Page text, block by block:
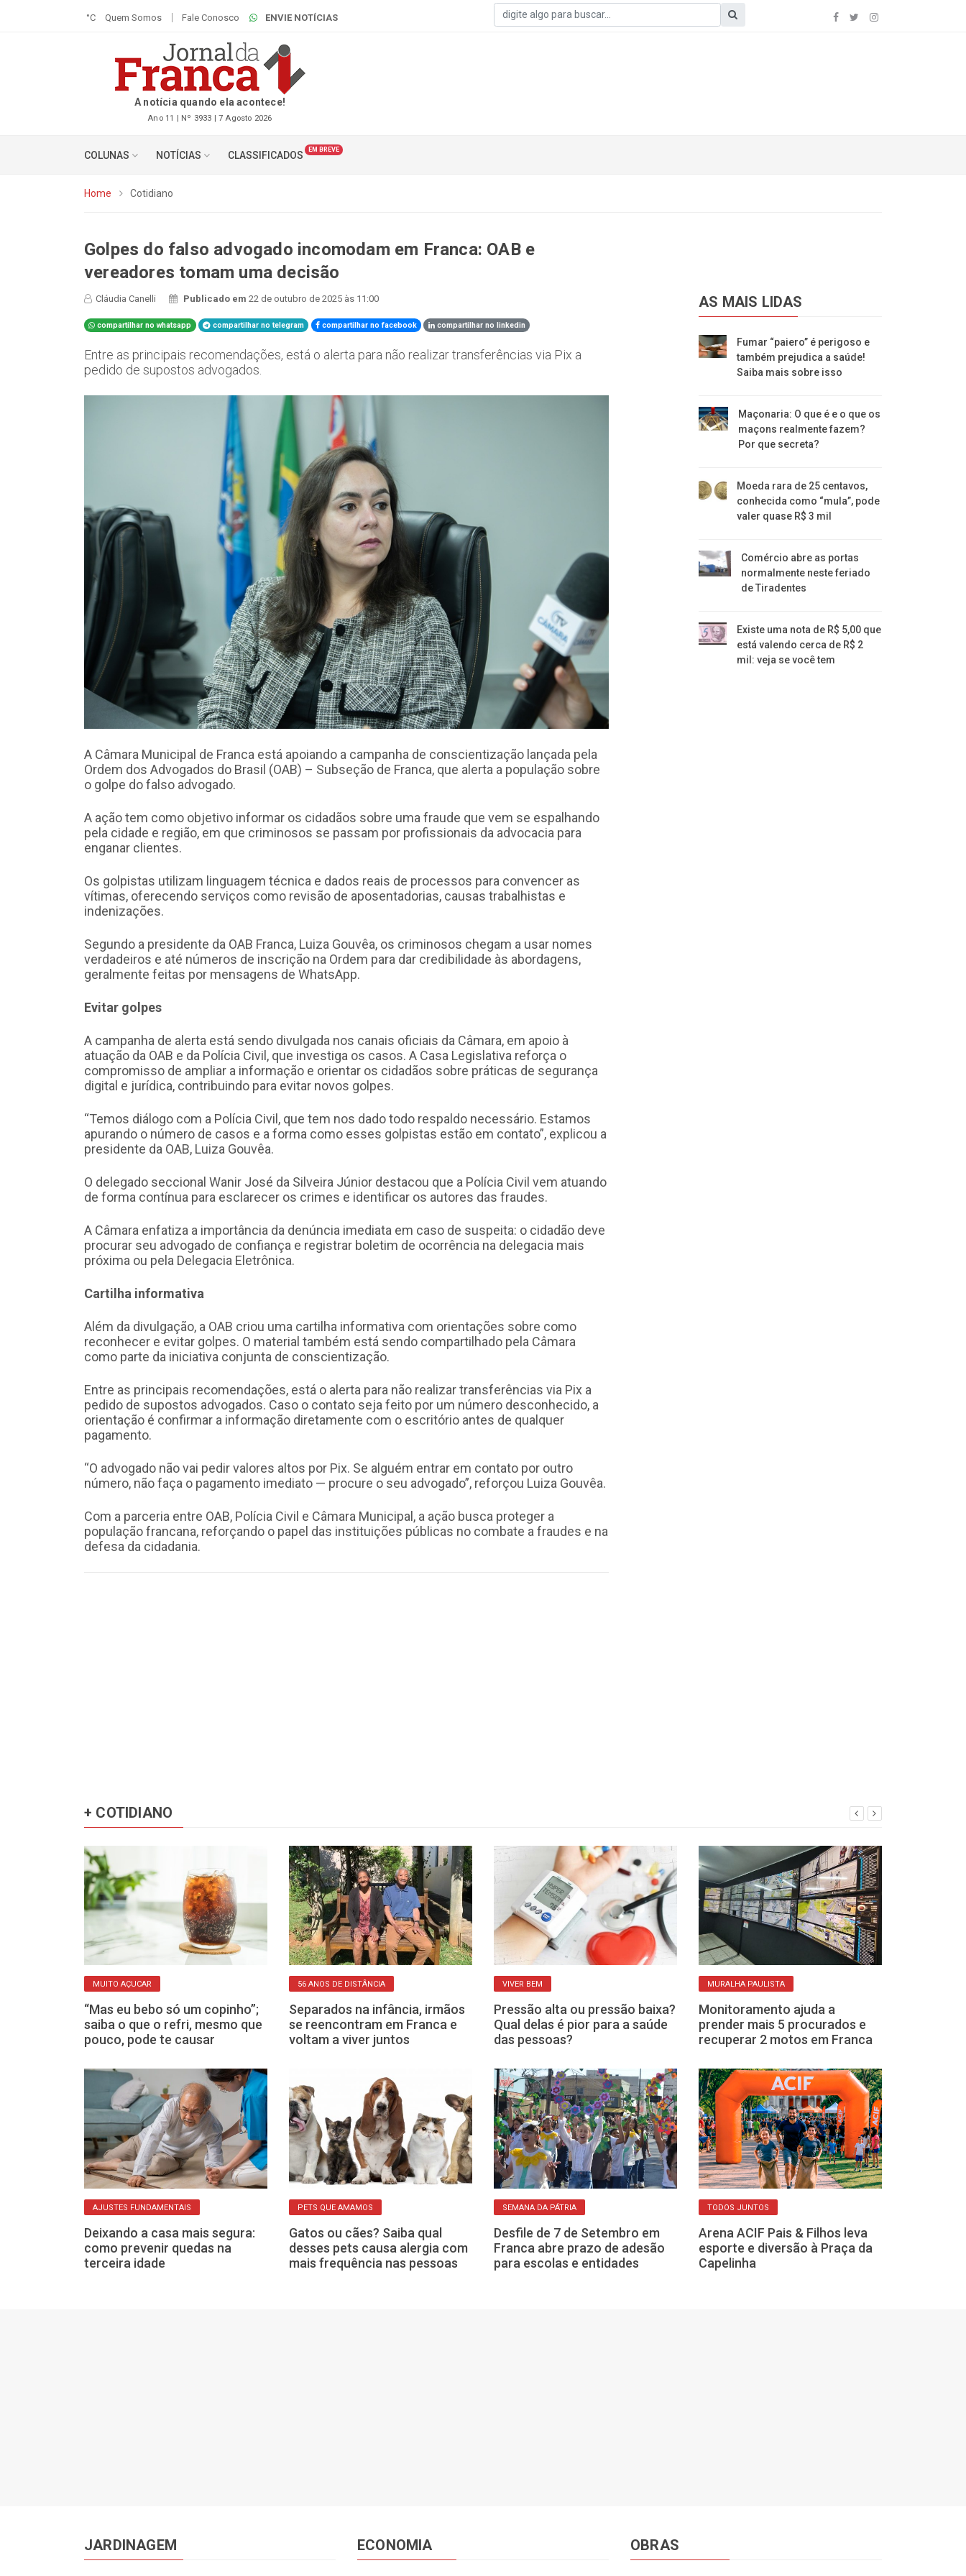
°C Quem Somos Fale Conosco ENVIE NOTÍCIAS
A notícia quando ela acontece!
Ano 11 | Nº 3933 | 7 Agosto 2026
COLUNAS NOTÍCIAS CLASSIFICADOS EM BREVE
Home Cotidiano
Golpes do falso advogado incomodam em Franca: OAB e
vereadores tomam uma decisão
Cláudia Canelli Publicado em22 de outubro de 2025 às 11:00
compartilhar no whatsapp compartilhar no telegram compartilhar no facebook compartilhar no linkedin
Entre as principais recomendações, está o alerta para não realizar transferências via Pix a
pedido de supostos advogados.
A Câmara Municipal de Franca está apoiando a campanha de conscientização lançada pela
Ordem dos Advogados do Brasil (OAB) – Subseção de Franca, que alerta a população sobre
o golpe do falso advogado.
A ação tem como objetivo informar os cidadãos sobre uma fraude que vem se espalhando
pela cidade e região, em que criminosos se passam por profissionais da advocacia para
enganar clientes.
Os golpistas utilizam linguagem técnica e dados reais de processos para convencer as
vítimas, oferecendo serviços como revisão de aposentadorias, causas trabalhistas e
indenizações.
Segundo a presidente da OAB Franca, Luiza Gouvêa, os criminosos chegam a usar nomes
verdadeiros e até números de inscrição na Ordem para dar credibilidade às abordagens,
geralmente feitas por mensagens de WhatsApp.
Evitar golpes
A campanha de alerta está sendo divulgada nos canais oficiais da Câmara, em apoio à
atuação da OAB e da Polícia Civil, que investiga os casos. A Casa Legislativa reforça o
compromisso de ampliar a informação e orientar os cidadãos sobre práticas de segurança
digital e jurídica, contribuindo para evitar novos golpes.
“Temos diálogo com a Polícia Civil, que tem nos dado todo respaldo necessário. Estamos
apurando o número de casos e a forma como esses golpistas estão em contato”, explicou a
presidente da OAB, Luiza Gouvêa.
O delegado seccional Wanir José da Silveira Júnior destacou que a Polícia Civil vem atuando
de forma contínua para esclarecer os crimes e identificar os autores das fraudes.
A Câmara enfatiza a importância da denúncia imediata em caso de suspeita: o cidadão deve
procurar seu advogado de confiança e registrar boletim de ocorrência na delegacia mais
próxima ou pela Delegacia Eletrônica.
Cartilha informativa
Além da divulgação, a OAB criou uma cartilha informativa com orientações sobre como
reconhecer e evitar golpes. O material também está sendo compartilhado pela Câmara
como parte da iniciativa conjunta de conscientização.
Entre as principais recomendações, está o alerta para não realizar transferências via Pix a
pedido de supostos advogados. Caso o contato seja feito por um número desconhecido, a
orientação é confirmar a informação diretamente com o escritório antes de qualquer
pagamento.
“O advogado não vai pedir valores altos por Pix. Se alguém entrar em contato por outro
número, não faça o pagamento imediato — procure o seu advogado”, reforçou Luiza Gouvêa.
Com a parceria entre OAB, Polícia Civil e Câmara Municipal, a ação busca proteger a
população francana, reforçando o papel das instituições públicas no combate a fraudes e na
defesa da cidadania.
AS MAIS LIDAS
Fumar “paiero” é perigoso e
também prejudica a saúde!
Saiba mais sobre isso
Maçonaria: O que é e o que os
maçons realmente fazem?
Por que secreta?
Moeda rara de 25 centavos,
conhecida como “mula”, pode
valer quase R$ 3 mil
Comércio abre as portas
normalmente neste feriado
de Tiradentes
Existe uma nota de R$ 5,00 que
está valendo cerca de R$ 2
mil: veja se você tem
+ COTIDIANO
MUITO AÇUCAR
“Mas eu bebo só um copinho”;
saiba o que o refri, mesmo que
pouco, pode te causar
56 ANOS DE DISTÂNCIA
Separados na infância, irmãos
se reencontram em Franca e
voltam a viver juntos
VIVER BEM
Pressão alta ou pressão baixa?
Qual delas é pior para a saúde
das pessoas?
MURALHA PAULISTA
Monitoramento ajuda a
prender mais 5 procurados e
recuperar 2 motos em Franca
AJUSTES FUNDAMENTAIS
Deixando a casa mais segura:
como prevenir quedas na
terceira idade
PETS QUE AMAMOS
Gatos ou cães? Saiba qual
desses pets causa alergia com
mais frequência nas pessoas
SEMANA DA PÁTRIA
Desfile de 7 de Setembro em
Franca abre prazo de adesão
para escolas e entidades
TODOS JUNTOS
Arena ACIF Pais & Filhos leva
esporte e diversão à Praça da
Capelinha
JARDINAGEM ECONOMIA OBRAS